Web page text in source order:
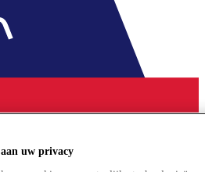
uw privacy